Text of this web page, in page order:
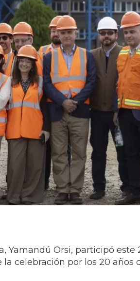
Yamandú Orsi, participó
celebración por los 20